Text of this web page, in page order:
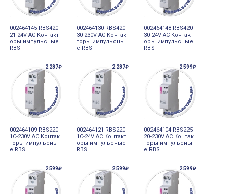
002464145 RBS420-
21-24V AC Контакт
оры импульсные
RBS
002464130 RBS420-
30-230V AC Контак
торы импульсны
е RBS
002464148 RBS420-
30-24V AC Контакт
оры импульсные
RBS
2 287₽
002464109 RBS220-
1C-230V AC Контак
торы импульсны
е RBS
2 287₽
002464121 RBS220-
1C-24V AC Контакт
оры импульсные
RBS
2 599₽
002464104 RBS225-
20-230V AC Контак
торы импульсны
е RBS
2 599₽ 2 599₽ 2 599₽